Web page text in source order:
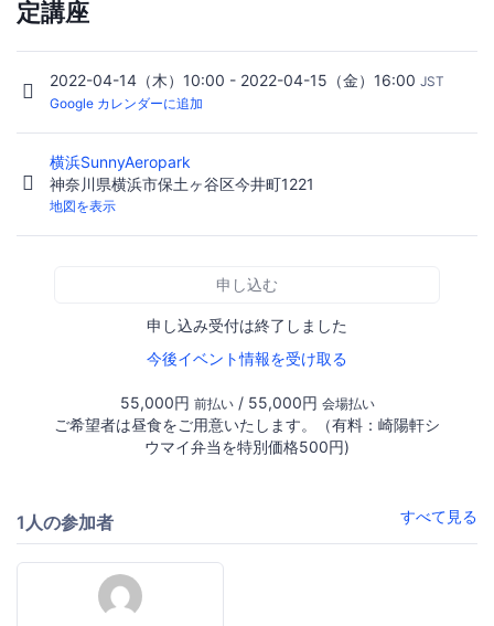
定講座
2022-04-14（木）10:00 - 2022-04-15（金）16:00 JST
Google カレンダーに追加
横浜SunnyAeropark
神奈川県横浜市保土ヶ谷区今井町1221
地図を表示
申し込む
申し込み受付は終了しました
今後イベント情報を受け取る
55,000円 前払い/ 55,000円 会場払い
ご希望者は昼食をご用意いたします。（有料：崎陽軒シ
ウマイ弁当を特別価格500円)
1人の参加者 すべて見る